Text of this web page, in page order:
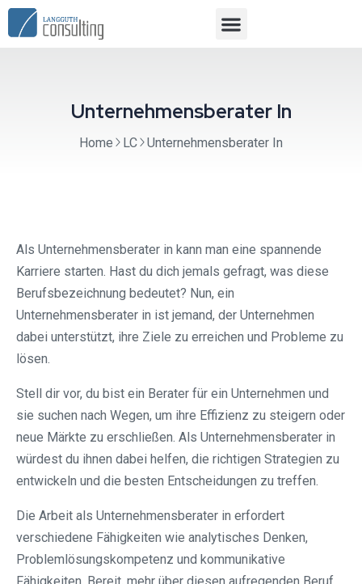
Unternehmensberater In
Home LC Unternehmensberater In
Als Unternehmensberater in kann man eine spannende
Karriere starten. Hast du dich jemals gefragt, was diese
Berufsbezeichnung bedeutet? Nun, ein
Unternehmensberater in ist jemand, der Unternehmen
dabei unterstützt, ihre Ziele zu erreichen und Probleme zu
lösen.
Stell dir vor, du bist ein Berater für ein Unternehmen und
sie suchen nach Wegen, um ihre Effizienz zu steigern oder
neue Märkte zu erschließen. Als Unternehmensberater in
würdest du ihnen dabei helfen, die richtigen Strategien zu
entwickeln und die besten Entscheidungen zu treffen.
Die Arbeit als Unternehmensberater in erfordert
verschiedene Fähigkeiten wie analytisches Denken,
Problemlösungskompetenz und kommunikative